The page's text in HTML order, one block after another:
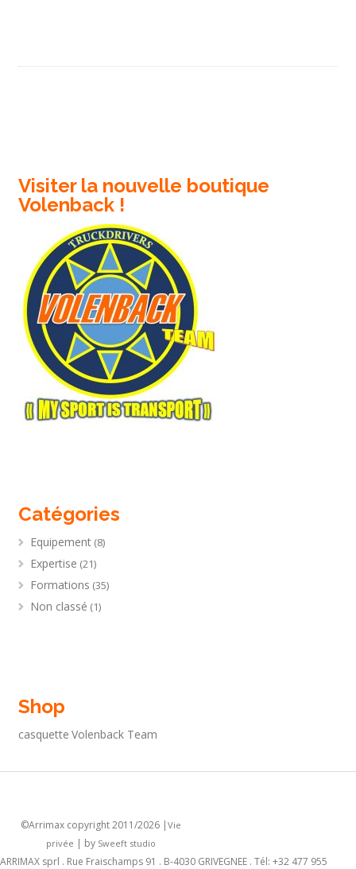
Visiter la nouvelle boutique
Volenback !
Catégories
Equipement (8)
Expertise (21)
Formations (35)
Non classé (1)
Shop
casquette Volenback Team
©Arrimaxcopyright 2011/2026 | Vie
privée | by Sweeft studio
ARRIMAX sprl . Rue Fraischamps 91 . B-4030 GRIVEGNEE . Tél: +32 477 955